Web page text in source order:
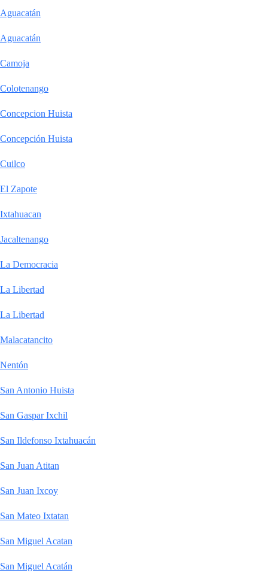
Aguacatán
Aguacatán
Camoja
Colotenango
Concepcion Huista
Concepción Huista
Cuilco
El Zapote
Ixtahuacan
Jacaltenango
La Democracia
La Libertad
La Libertad
Malacatancito
Nentón
San Antonio Huista
San Gaspar Ixchil
San Ildefonso Ixtahuacán
San Juan Atitan
San Juan Ixcoy
San Mateo Ixtatan
San Miguel Acatan
San Miguel Acatán